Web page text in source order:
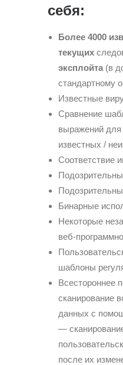
себя:
Более 4000
текущих
эксплойта (в
стандартному
Известные
Сравнение
выражений для
известных /
Соответствие
Бинарные
Некоторые
веб-
шаблоны
Всестороннее
сканирование
данных с
—
после их